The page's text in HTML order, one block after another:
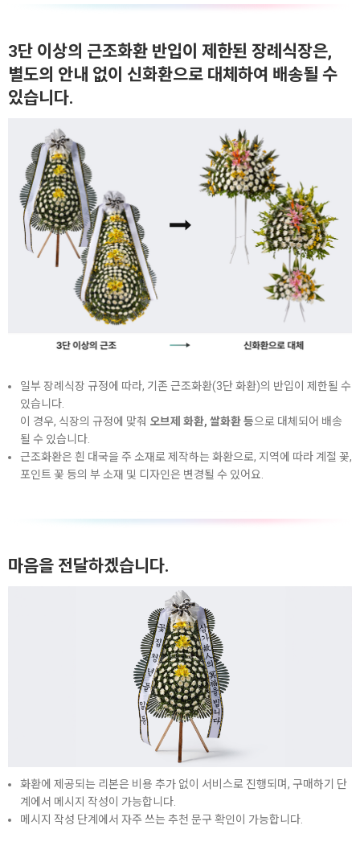
3단 이상의 근조화환 반입이 제한된 장례식장은,
별도의 안내 없이 신화환으로 대체하여 배송될 수
있습니다.
일부 장례식장 규정에 따라, 기존 근조화환(3단 화환)의 반입이 제한될 수
있습니다.
이 경우, 식장의 규정에 맞춰 오브제 화환, 쌀화환 등으로 대체되어 배송
될 수 있습니다.
근조화환은 흰 대국을 주 소재로 제작하는 화환으로, 지역에 따라 계절 꽃,
포인트 꽃 등의 부 소재 및 디자인은 변경될 수 있어요.
마음을 전달하겠습니다.
화환에 제공되는 리본은 비용 추가 없이 서비스로 진행되며, 구매하기 단
계에서 메시지 작성이 가능합니다.
메시지 작성 단계에서 자주 쓰는 추천 문구 확인이 가능합니다.